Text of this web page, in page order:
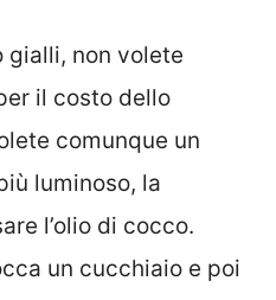
gialli, non volete
il costo dello
comunque un
luminoso, la
l’olio di cocco.
un cucchiaio e poi